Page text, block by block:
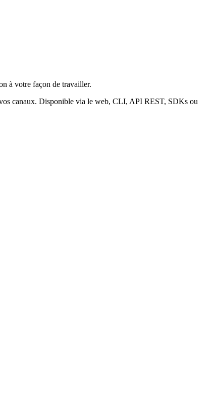
à votre façon de travailler.
canaux. Disponible via le web, CLI, API REST, SDKs ou